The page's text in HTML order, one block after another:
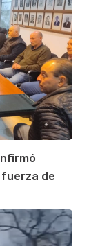
de